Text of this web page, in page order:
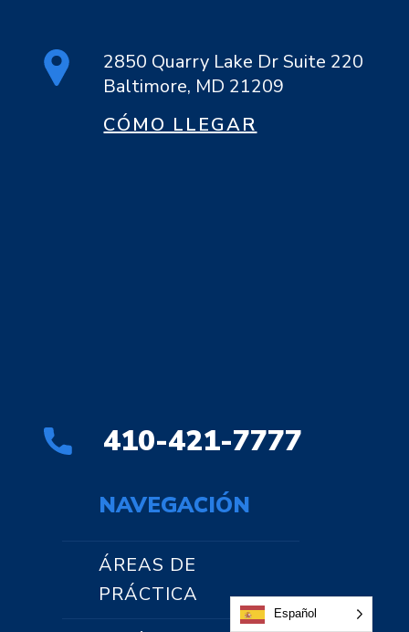
2850 Quarry Lake Dr Suite 220
Baltimore, MD 21209
CÓMO LLEGAR
410-421-7777
NAVEGACIÓN
ÁREAS DE
PRÁCTICA
Español